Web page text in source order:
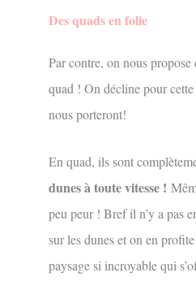
Des quads en folie
Par contre, on nous
quad ! On décline pour
nous porteront!
En quad, ils sont
dunes à toute vitesse !
peu peur ! Bref il n’y a pas
sur les dunes et on en
paysage si incroyable qui